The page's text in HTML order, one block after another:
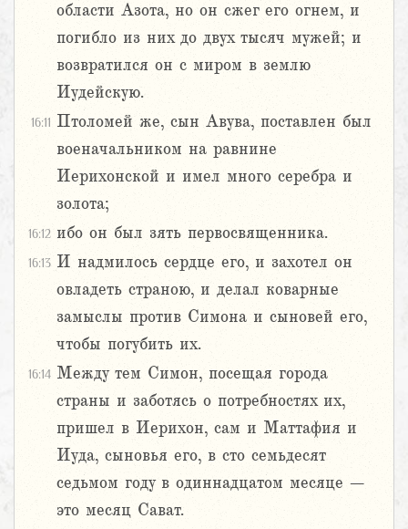
области Азота, но он сжег его огнем, и
погибло из них до двух тысяч мужей; и
возвратился он с миром в землю
Иудейскую.
16:11 Птоломей же, сын Авува, поставлен был
военачальником на равнине
Иерихонской и имел много серебра и
золота;
16:12 ибо он был зять первосвященника.
16:13 И надмилось сердце его, и захотел он
овладеть страною, и делал коварные
замыслы против Симона и сыновей его,
чтобы погубить их.
16:14 Между тем Симон, посещая города
страны и заботясь о потребностях их,
пришел в Иерихон, сам и Маттафия и
Иуда, сыновья его, в сто семьдесят
седьмом году в одиннадцатом месяце –
это месяц Сават.